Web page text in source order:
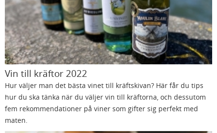
Vin till kräftor 2022
Hur väljer man det bästa vinet till kräftskivan? Här får du tips
hur du ska tänka när du väljer vin till kräftorna, och dessutom
fem rekommendationer på viner som gifter sig perfekt med
maten.